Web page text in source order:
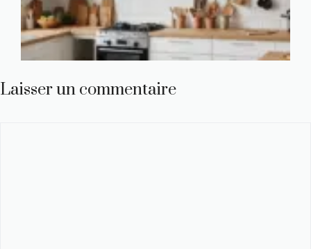
Laisser un commentaire